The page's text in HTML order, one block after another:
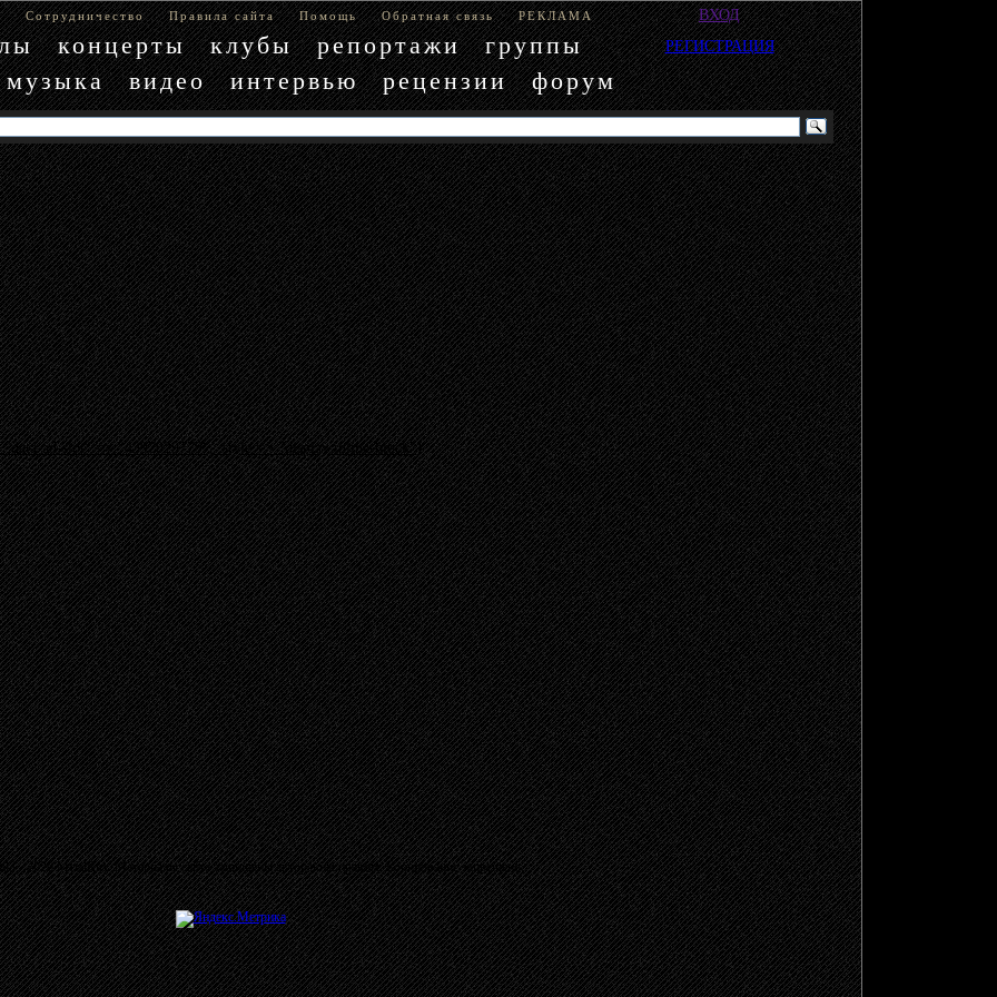
Сотрудничество Правила сайта Помощь Обратная связь РЕКЛАМА
концерты клубы репортажи
группы
музыка
видео интервью рецензии форум
ВХОД
РЕГИСТРАЦИЯ
ad-slot" => "4397029779", :style => "display:inline-block"}
- 2026 MetalRus. Материалы сайта защищены авторским правом. Копирование запрещено.